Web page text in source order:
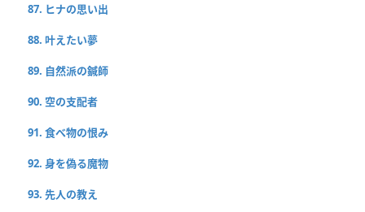
87. ヒナの思い出
88. 叶えたい夢
89. 自然派の鍼師
90. 空の支配者
91. 食べ物の恨み
92. 身を偽る魔物
93. 先人の教え